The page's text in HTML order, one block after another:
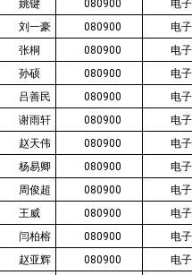
姚键 080900
电
刘一豪 080900
电
张桐 080900
电
孙硕 080900
电
吕善民 080900
电
谢雨轩 080900
电
赵天伟 080900
电
杨易卿 080900
电
周俊超 080900
电
王威 080900
电
闫柏榕 080900
电
赵亚辉 080900
电